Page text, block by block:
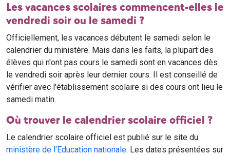
Les vacances scolaires commencent-elles le
vendredi soir ou le samedi ?
Officiellement, les vacances débutent le samedi selon le
calendrier du ministère. Mais dans les faits, la plupart des
élèves qui n'ont pas cours le samedi sont en vacances dès
le vendredi soir après leur dernier cours. Il est conseillé de
vérifier avec l'établissement scolaire si des cours ont lieu le
samedi matin.
Où trouver le calendrier scolaire officiel ?
Le calendrier scolaire officiel est publié sur le site du
ministère de l'Education nationale. Les dates présentées sur